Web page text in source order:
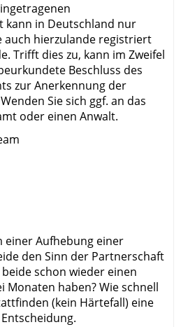
kann in Deutschland nur
auch hierzulande registriert
Trifft dies zu, kann im Zweifel
Beschluss des
zur Anerkennung der
Sie sich ggf. an das
oder einen Anwalt.
einer Aufhebung einer
den Sinn der Partnerschaft
schon wieder einen
Monaten haben? Wie schnell
(kein Härtefall) eine